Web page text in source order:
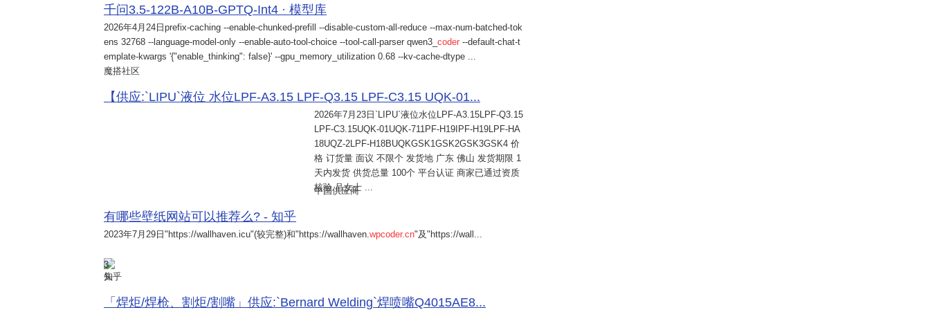
千问3.5-122B-A10B-GPTQ-Int4 · 模型库
2026年4月24日 prefix-caching --enable-chunked-prefill --disable-custom-all-reduce --max-num-batched-tok
ens 32768 --language-model-only --enable-auto-tool-choice --tool-call-parser qwen3_ coder --default-chat-t
emplate-kwargs '{"enable_thinking": false}' --gpu_memory_utilization 0.68 --kv-cache-dtype ...
魔搭社区
【供应:`LIPU`液位 水位LPF-A3.15 LPF-Q3.15 LPF-C3.15 UQK-01...
2026年7月23日 `LIPU`液位水位LPF-A3.15LPF-Q3.15
LPF-C3.15UQK-01UQK-711PF-H19IPF-H19LPF-HA
18UQZ-2LPF-H18BUQKGSK1GSK2GSK3GSK4 价
格 订货量 面议 不限个 发货地 广东 佛山 发货期限 1
天内发货 供货总量 100个 平台认证 商家已通过资质
核验 吕女士 ...
中国供应商
有哪些壁纸网站可以推荐么? - 知乎
2023年7月29日 "https://wallhaven.icu"(较完整)和"https://wallhaven.wpcoder.cn"及"https://wall...
3
知乎
「焊炬/焊枪、割炬/割嘴」供应:`Bernard Welding`焊喷嘴Q4015AE8...